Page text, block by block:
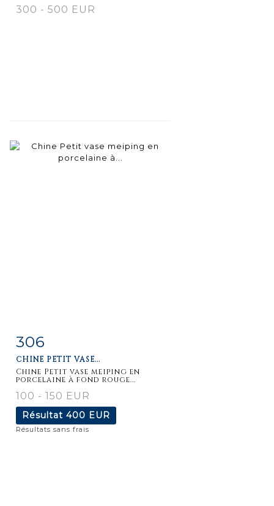
300 - 500 EUR
Fiche
306
CHINE PETIT VASE...
Chine Petit vase meiping en
porcelaine à fond rouge...
100 - 150 EUR
Résultat 400 EUR
Résultats sans frais